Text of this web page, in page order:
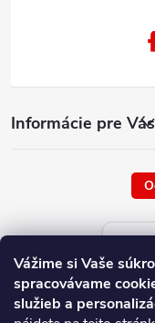
Vážime si Vaše
spracovávame
služieb a
Informácie pre Vás